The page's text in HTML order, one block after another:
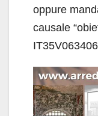
oppure
causale